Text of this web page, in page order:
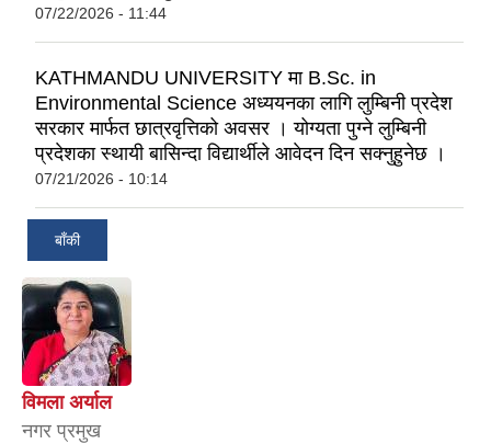
07/22/2026 - 11:44
KATHMANDU UNIVERSITY मा B.Sc. in
Environmental Science अध्ययनका लागि लुम्बिनी प्रदेश
सरकार मार्फत छात्रवृत्तिको अवसर । योग्यता पुग्ने लुम्बिनी
प्रदेशका स्थायी बासिन्दा विद्यार्थीले आवेदन दिन सक्नुहुनेछ ।
07/21/2026 - 10:14
बाँकी
विमला अर्याल
नगर प्रमुख